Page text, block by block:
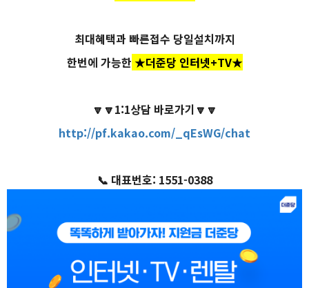
최대혜택과 빠른접수 당일설치까지
한번에 가능한 ★더준당 인터넷+TV★
🔽🔽1:1상담 바로가기🔽🔽
http://pf.kakao.com/_qEsWG/chat
📞 대표번호: 1551-0388